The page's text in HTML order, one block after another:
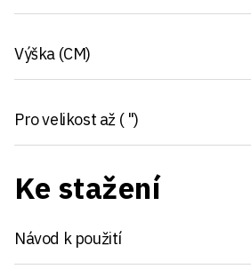
Výška (CM)
Pro velikost až ( ")
Ke stažení
Návod k použití